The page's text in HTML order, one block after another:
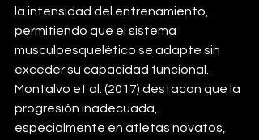
la intensidad del entrenamiento,
permitiendo que el sistema
musculoesquelético se adapte sin
exceder su capacidad funcional.
Montalvo et al. (2017) destacan que la
progresión inadecuada,
especialmente en atletas novatos,